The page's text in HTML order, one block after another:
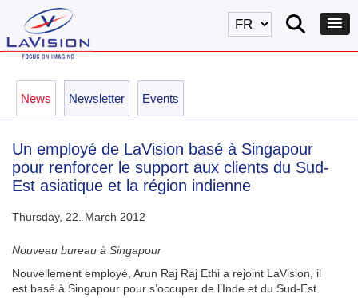
News Newsletter Events
Un employé de LaVision basé à Singapour
pour renforcer le support aux clients du Sud-
Est asiatique et la région indienne
Thursday, 22. March 2012
Nouveau bureau à Singapour
Nouvellement employé, Arun Raj Raj Ethi a rejoint LaVision, il
est basé à Singapour pour s’occuper de l’Inde et du Sud-Est